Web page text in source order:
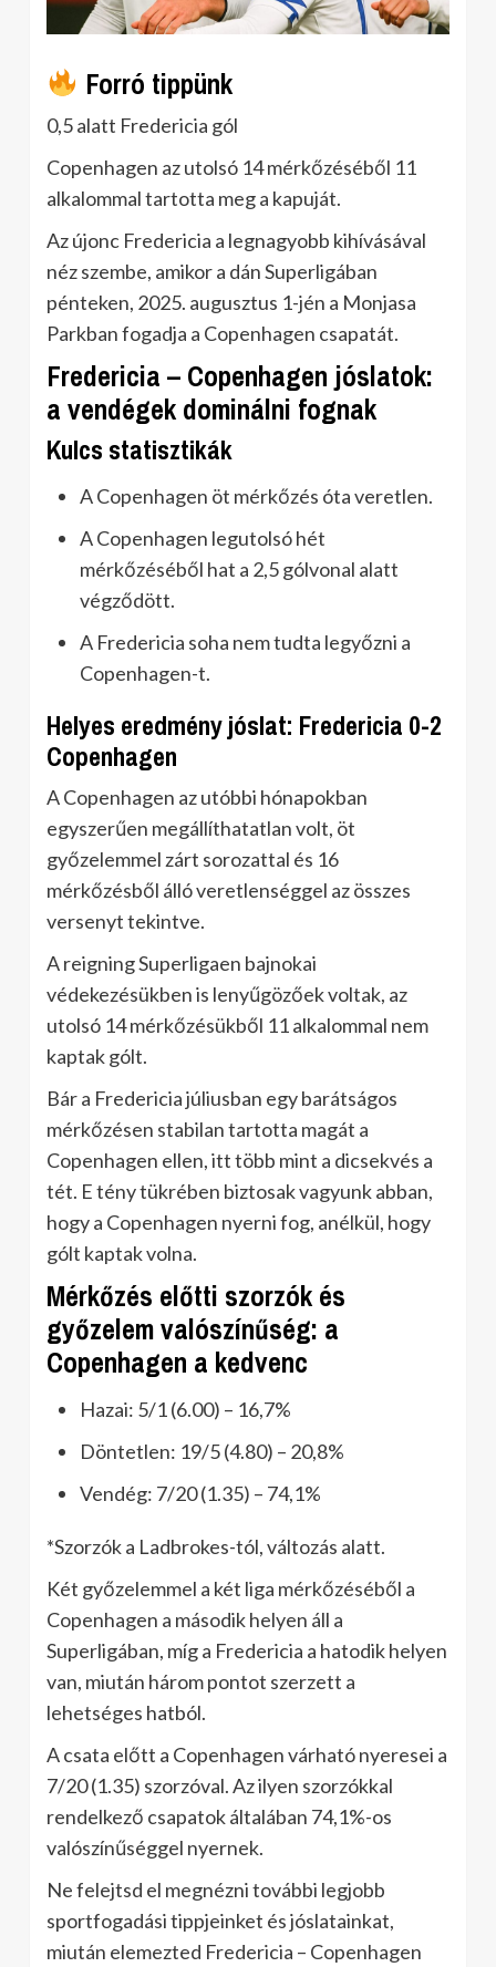
Forró tippünk
0,5 alatt Fredericia gól
Copenhagen az utolsó 14 mérkőzéséből 11
alkalommal tartotta meg a kapuját.
Az újonc Fredericia a legnagyobb kihívásával
néz szembe, amikor a dán Superligában
pénteken, 2025. augusztus 1-jén a Monjasa
Parkban fogadja a Copenhagen csapatát.
Fredericia – Copenhagen jóslatok:
a vendégek dominálni fognak
Kulcs statisztikák
A Copenhagen öt mérkőzés óta veretlen.
A Copenhagen legutolsó hét
mérkőzéséből hat a 2,5 gólvonal alatt
végződött.
A Fredericia soha nem tudta legyőzni a
Copenhagen-t.
Helyes eredmény jóslat: Fredericia 0-2
Copenhagen
A Copenhagen az utóbbi hónapokban
egyszerűen megállíthatatlan volt, öt
győzelemmel zárt sorozattal és 16
mérkőzésből álló veretlenséggel az összes
versenyt tekintve.
A reigning Superligaen bajnokai
védekezésükben is lenyűgözőek voltak, az
utolsó 14 mérkőzésükből 11 alkalommal nem
kaptak gólt.
Bár a Fredericia júliusban egy barátságos
mérkőzésen stabilan tartotta magát a
Copenhagen ellen, itt több mint a dicsekvés a
tét. E tény tükrében biztosak vagyunk abban,
hogy a Copenhagen nyerni fog, anélkül, hogy
gólt kaptak volna.
Mérkőzés előtti szorzók és
győzelem valószínűség: a
Copenhagen a kedvenc
Hazai: 5/1 (6.00) – 16,7%
Döntetlen: 19/5 (4.80) – 20,8%
Vendég: 7/20 (1.35) – 74,1%
*Szorzók a Ladbrokes-tól, változás alatt.
Két győzelemmel a két liga mérkőzéséből a
Copenhagen a második helyen áll a
Superligában, míg a Fredericia a hatodik helyen
van, miután három pontot szerzett a
lehetséges hatból.
A csata előtt a Copenhagen várható nyeresei a
7/20 (1.35) szorzóval. Az ilyen szorzókkal
rendelkező csapatok általában 74,1%-os
valószínűséggel nyernek.
Ne felejtsd el megnézni további legjobb
sportfogadási tippjeinket és jóslatainkat,
miután elemezted Fredericia – Copenhagen